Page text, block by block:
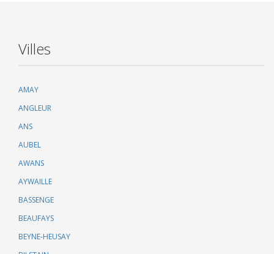
Villes
AMAY
ANGLEUR
ANS
AUBEL
AWANS
AYWAILLE
BASSENGE
BEAUFAYS
BEYNE-HEUSAY